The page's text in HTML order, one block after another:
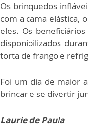
Os brinquedos
com a cama elástica,
eles. Os
disponibilizados
torta de frango e
Foi um dia de maior
brincar e se divertir
Laurie de Paula